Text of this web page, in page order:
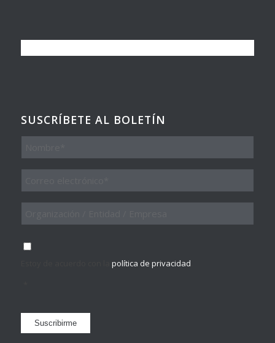
SUSCRÍBETE AL BOLETÍN
Empresa
Consentimiento
política de privacidad
Suscribirme